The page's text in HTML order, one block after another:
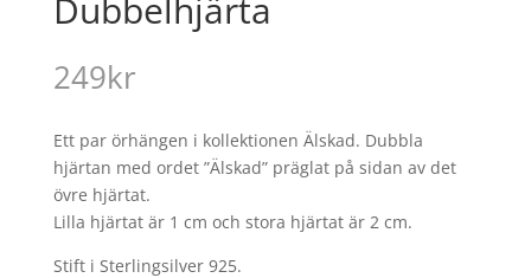
Dubbelhjärta
249kr
Ett par örhängen i kollektionen Älskad. Dubbla
hjärtan med ordet ”Älskad” präglat på sidan av det
övre hjärtat.
Lilla hjärtat är 1 cm och stora hjärtat är 2 cm.
Stift i Sterlingsilver 925.